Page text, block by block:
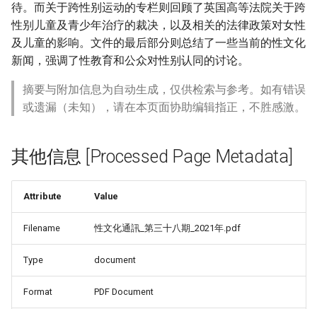
待。而关于跨性别运动的专栏则回顾了英国高等法院关于跨
性别儿童及青少年治疗的裁决，以及相关的法律政策对女性
及儿童的影响。文件的最后部分则总结了一些当前的性文化
新闻，强调了性教育和公众对性别认同的讨论。
摘要与附加信息为自动生成，仅供检索与参考。如有错误
或遗漏（未知），请在本页面协助编辑指正，不胜感激。
其他信息 [Processed Page Metadata]
Attribute Value
Filename 性文化通訊_第三十八期_2021年.pdf
Type document
Format PDF Document